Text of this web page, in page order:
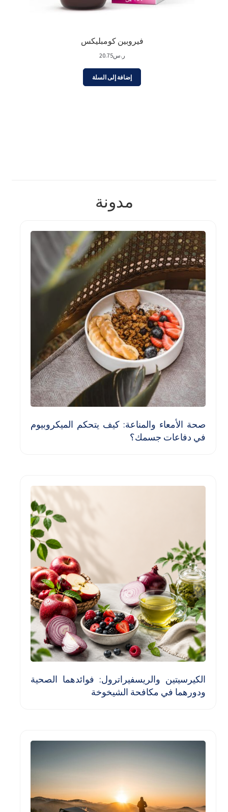
فيروبين كومبليكس
ر.س20.75
إضافة إلى السلة
مدونة
صحة الأمعاء والمناعة: كيف يتحكم الميكروبيوم
في دفاعات جسمك؟
الكيرسيتين والريسفيراترول: فوائدهما الصحية
ودورهما في مكافحة الشيخوخة